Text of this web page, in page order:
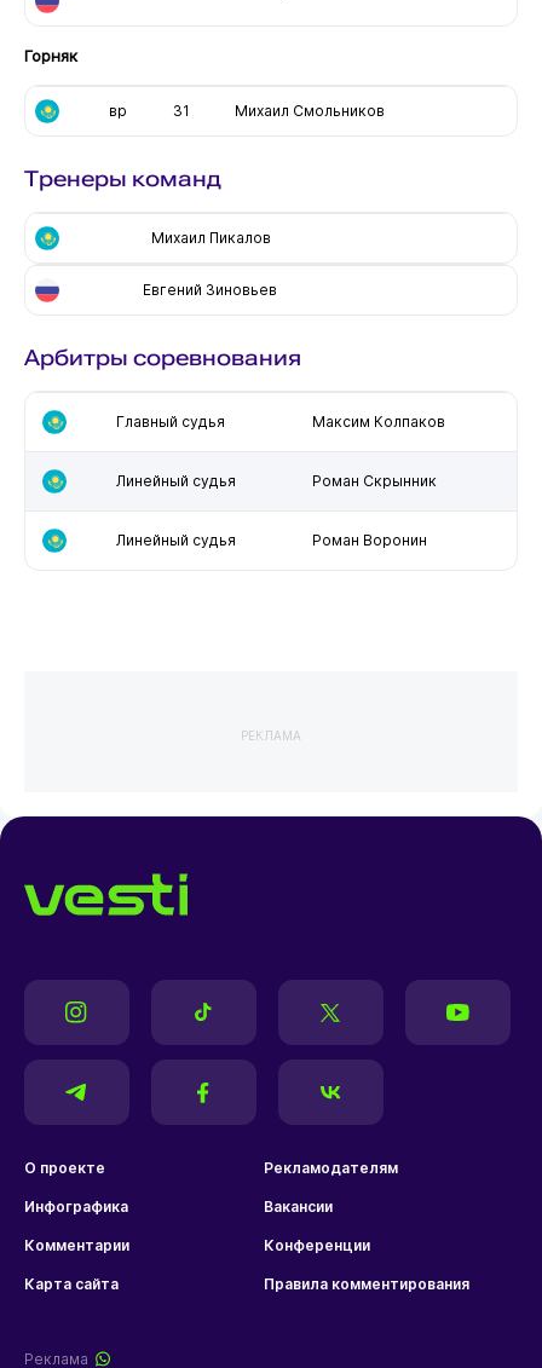
Горняк
вр 31 Михаил Смольников
Тренеры команд
Михаил Пикалов
Евгений Зиновьев
Арбитры соревнования
Главный судья Максим Колпаков
Линейный судья Роман Скрынник
Линейный судья Роман Воронин
РЕКЛАМА
О проекте Рекламодателям
Инфографика Вакансии
Комментарии Конференции
Карта сайта Правила комментирования
Реклама